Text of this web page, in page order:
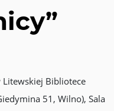
Bibliotece
51, Wilno), Sala